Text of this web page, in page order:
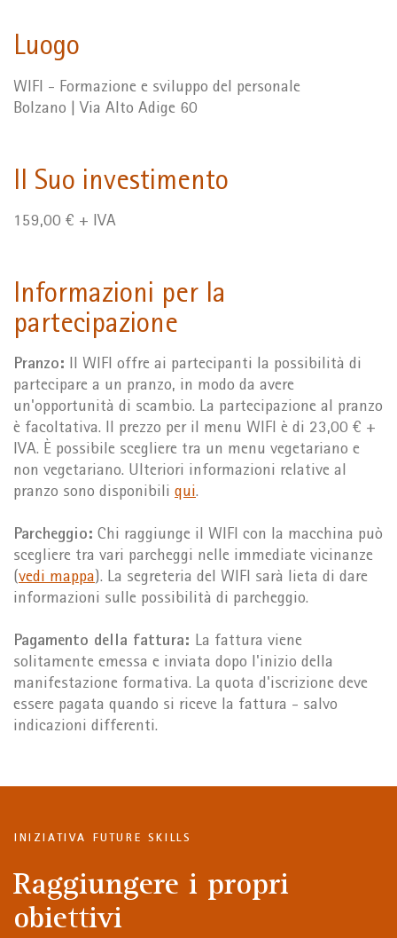
Luogo
WIFI - Formazione e sviluppo del personale
Bolzano | Via Alto Adige 60
Il Suo investimento
159,00 € + IVA
Informazioni per la
partecipazione
Pranzo: Il WIFI offre ai partecipanti la possibilità di
partecipare a un pranzo, in modo da avere
un'opportunità di scambio. La partecipazione al pranzo
è facoltativa. Il prezzo per il menu WIFI è di 23,00 € +
IVA. È possibile scegliere tra un menu vegetariano e
non vegetariano. Ulteriori informazioni relative al
pranzo sono disponibili qui.
Parcheggio: Chi raggiunge il WIFI con la macchina può
scegliere tra vari parcheggi nelle immediate vicinanze
(vedi mappa). La segreteria del WIFI sarà lieta di dare
informazioni sulle possibilità di parcheggio.
Pagamento della fattura: La fattura viene
solitamente emessa e inviata dopo l'inizio della
manifestazione formativa. La quota d'iscrizione deve
essere pagata quando si riceve la fattura - salvo
indicazioni differenti.
INIZIATIVA FUTURE SKILLS
Raggiungere i propri
obiettivi